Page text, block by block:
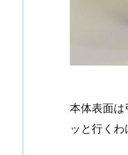
本体表面は
ッと行くわ